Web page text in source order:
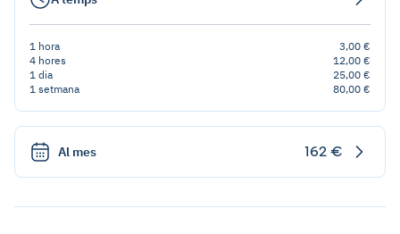
1 hora
3,00 €
4 hores
12,00 €
1 dia
25,00 €
1 setmana
80,00 €
Al mes 162 €